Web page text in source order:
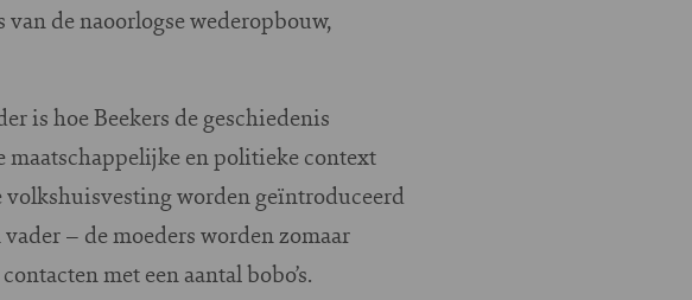
de naoorlogse wederopbouw,
is hoe Beekers de geschiedenis
maatschappelijke en politieke context
worden geïntroduceerd
– de moeders worden zomaar
met een aantal bobo’s.